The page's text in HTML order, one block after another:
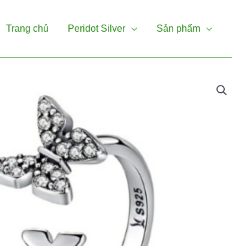
Trang chủ Peridot Silver Sản phẩm